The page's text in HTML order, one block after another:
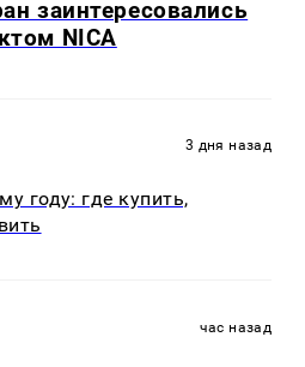
заинтересовались
NICA
3 дня назад
году: где купить,
час назад